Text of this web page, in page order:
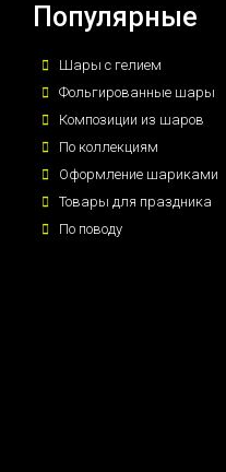
Популярные
Шары с гелием
Фольгированные шары
Композиции из шаров
По коллекциям
Оформление шариками
Товары для праздника
По поводу